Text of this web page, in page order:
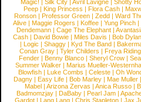
Magic! | Silk City | Avril Lavigne | Shotty
Peep |King Princess |Flora Cash |
Ronson |Professor Green |Zedd |Ward
Alive |Maggie Rogers |Koffee |Yung Pinch |
Dendemann |Cage The Elephant |
Cash | David Bowie | Miles Davis | Bob Dylan
|Logic |Shaggy |Kyd The Band |
Conan Gray |Tyler Childers |Freya
Fender |Benny Blanco |Sheryl Crow |
Summer Walker |Marius Mueller-
Blowfish | Luke Combs | Celeste | Oh
Dagny |Easy Life |Bob Marley |Mae Muller
Mabel |Arizona Zervas |Anica Russo |
Badmomzjay |DaBaby |Pearl Jam |
Gardot | Lang Lang | Chris Stapleton | Jax